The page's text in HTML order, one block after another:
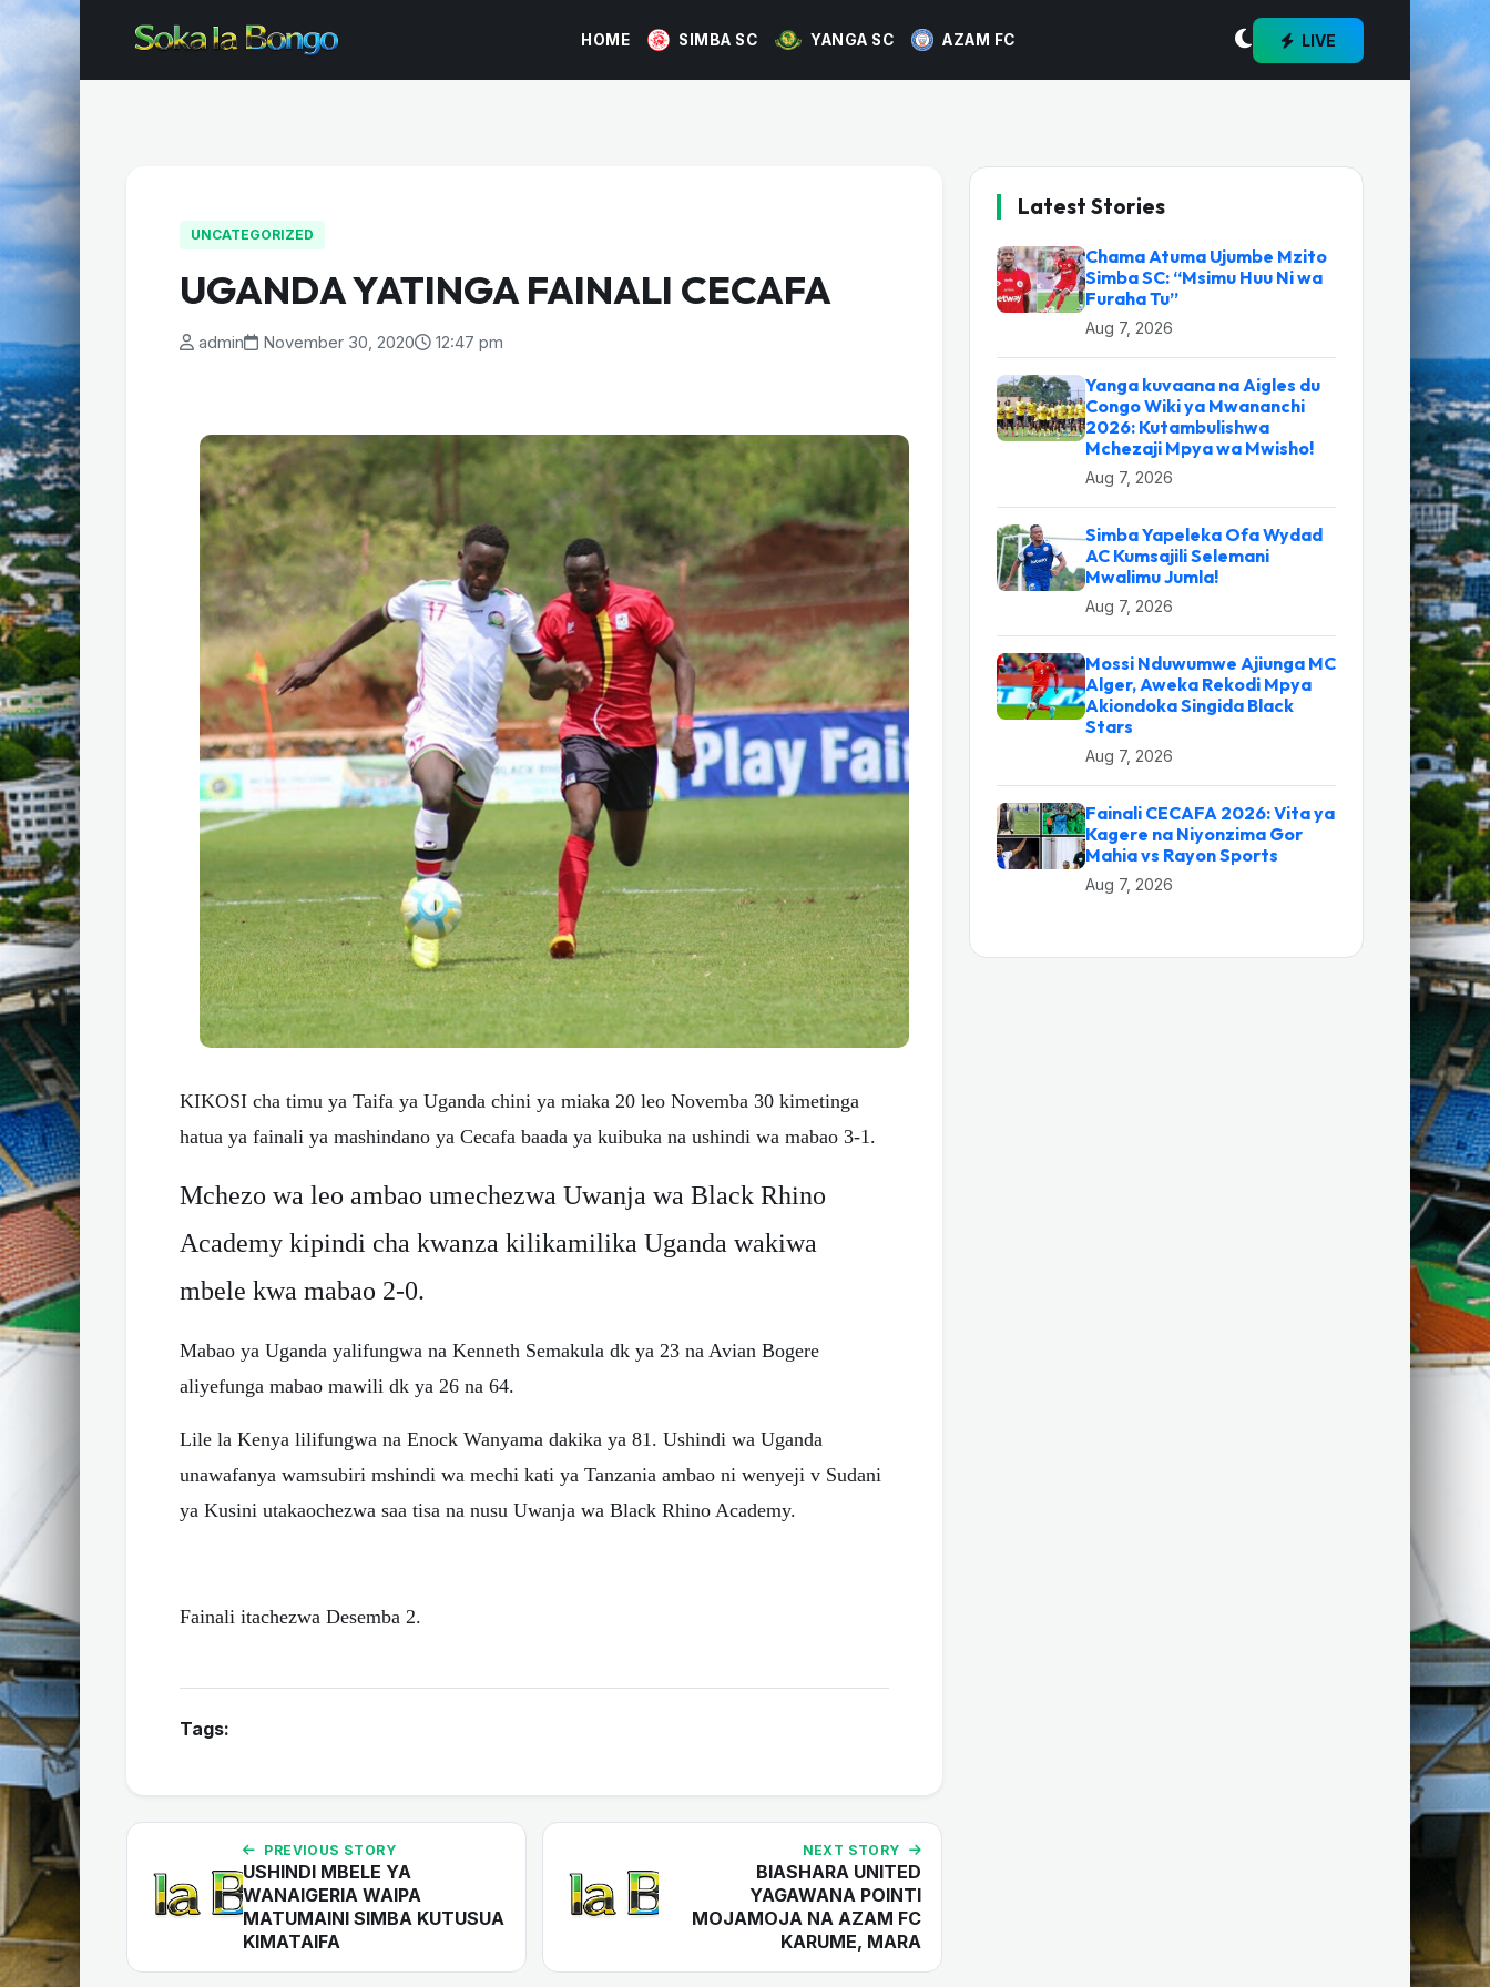
HOME SIMBA SC YANGA SC AZAM FC LIVE
UNCATEGORIZED
UGANDA YATINGA FAINALI CECAFA
admin November 30, 2020 12:47 pm
KIKOSI cha timu ya Taifa ya Uganda chini ya miaka 20 leo Novemba 30 kimetinga
hatua ya fainali ya mashindano ya Cecafa baada ya kuibuka na ushindi wa mabao 3-1.
Mchezo wa leo ambao umechezwa Uwanja wa Black Rhino
Academy kipindi cha kwanza kilikamilika Uganda wakiwa
mbele kwa mabao 2-0.
Mabao ya Uganda yalifungwa na Kenneth Semakula dk ya 23 na Avian Bogere
aliyefunga mabao mawili dk ya 26 na 64.
Lile la Kenya lilifungwa na Enock Wanyama dakika ya 81. Ushindi wa Uganda
unawafanya wamsubiri mshindi wa mechi kati ya Tanzania ambao ni wenyeji v Sudani
ya Kusini utakaochezwa saa tisa na nusu Uwanja wa Black Rhino Academy.
Fainali itachezwa Desemba 2.
Tags:
PREVIOUS STORY
USHINDI MBELE YA
WANAIGERIA WAIPA
MATUMAINI SIMBA KUTUSUA
KIMATAIFA
NEXT STORY
BIASHARA UNITED
YAGAWANA POINTI
MOJAMOJA NA AZAM FC
KARUME, MARA
Latest Stories
Chama Atuma Ujumbe Mzito
Simba SC: “Msimu Huu Ni wa
Furaha Tu”
Aug 7, 2026
Yanga kuvaana na Aigles du
Congo Wiki ya Mwananchi
2026: Kutambulishwa
Mchezaji Mpya wa Mwisho!
Aug 7, 2026
Simba Yapeleka Ofa Wydad
AC Kumsajili Selemani
Mwalimu Jumla!
Aug 7, 2026
Mossi Nduwumwe Ajiunga MC
Alger, Aweka Rekodi Mpya
Akiondoka Singida Black
Stars
Aug 7, 2026
Fainali CECAFA 2026: Vita ya
Kagere na Niyonzima Gor
Mahia vs Rayon Sports
Aug 7, 2026